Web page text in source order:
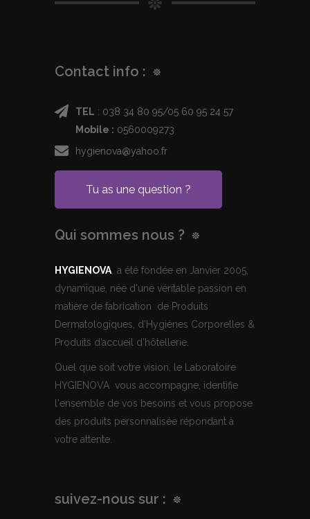
Contact info :
TEL : 038 34 80 95/05 60 95 24 57
Mobile : 0560009273
hygienova@yahoo.fr
Tu as une question ?
Qui sommes nous ?
HYGIENOVA a été fondée en Janvier 2005,
dynamique, née d'une véritable passion en
matière de fabrication de Produits
Dermatologiques, d’Hygiènes Corporelles &
Produits d’accueil d’hôtellerie.
Quel que soit votre vision, le Laboratoire
HYGIENOVA vous accompagne, identifie
l'ensemble de vos besoins et vous propose
des produits personnalisée répondant à
votre attente.
suivez-nous sur :